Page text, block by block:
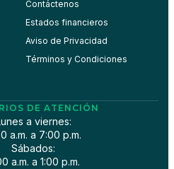
Contáctenos
Estados financieros
Aviso de Privacidad
Términos y Condiciones
DE ATENCIÓN
a viernes:
a.m. a 7:00 p.m.
Sábados:
a.m. a 1:00 p.m.